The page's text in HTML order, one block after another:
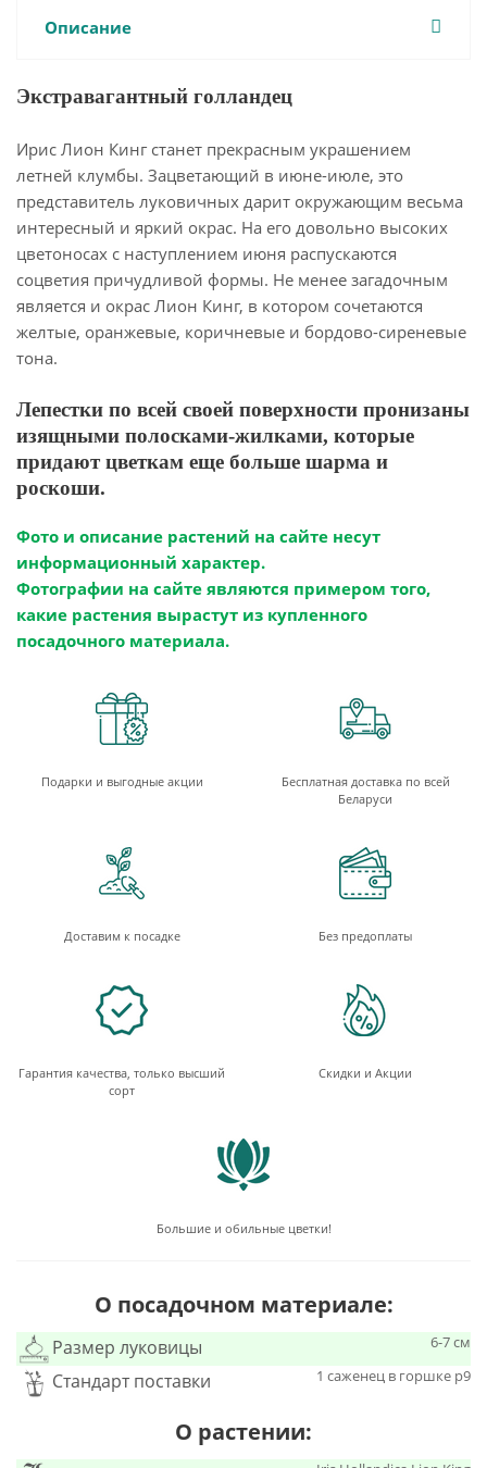
Описание
Экстравагантный голландец
Ирис Лион Кинг станет прекрасным украшением
летней клумбы. Зацветающий в июне-июле, это
представитель луковичных дарит окружающим весьма
интересный и яркий окрас. На его довольно высоких
цветоносах с наступлением июня распускаются
соцветия причудливой формы. Не менее загадочным
является и окрас Лион Кинг, в котором сочетаются
желтые, оранжевые, коричневые и бордово-сиреневые
тона.
Лепестки по всей своей поверхности пронизаны
изящными полосками-жилками, которые
придают цветкам еще больше шарма и
роскоши.
Фото и описание растений на сайте несут
информационный характер.
Фотографии на сайте являются примером того,
какие растения вырастут из купленного
посадочного материала.
Подарки и выгодные акции
Бесплатная доставка по всей
Беларуси
Доставим к посадке Без предоплаты
Гарантия качества, только высший
сорт
Скидки и Акции
Большие и обильные цветки!
О посадочном материале:
Размер луковицы 6-7 см
Стандарт поставки 1 саженец в горшке p9
О растении: